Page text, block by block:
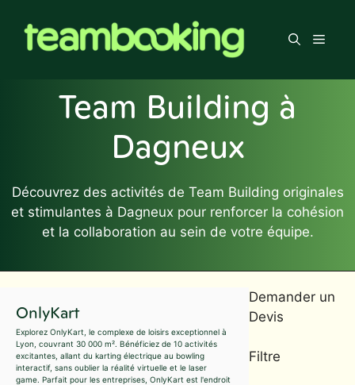
contenu
Menu
Team Building à
Dagneux
Découvrez des activités de Team Building originales
et stimulantes à Dagneux pour renforcer la cohésion
et la collaboration au sein de votre équipe.
OnlyKart
Explorez OnlyKart, le complexe de loisirs exceptionnel à
Lyon, couvrant 30 000 m². Bénéficiez de 10 activités
excitantes, allant du karting électrique au bowling
interactif, sans oublier la réalité virtuelle et le laser
game. Parfait pour les entreprises, OnlyKart est l'endroit
Demander un
Devis
Filtre